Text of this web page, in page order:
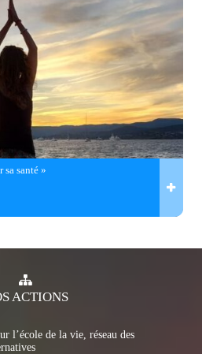
sa santé »
ACTIONS
l’école de la vie, réseau des